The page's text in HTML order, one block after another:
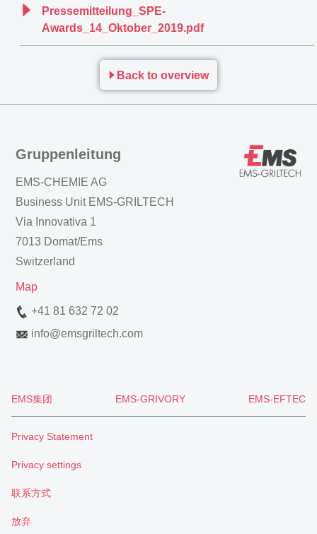
Pressemitteilung_SPE-
Awards_14_Oktober_2019.pdf
Back to overview
Gruppenleitung
EMS-CHEMIE AG
Business Unit EMS-GRILTECH
Via Innovativa 1
7013 Domat/Ems
Switzerland
Map
+41 81 632 72 02
info@emsgriltech.com
EMS集团 EMS-GRIVORY EMS-EFTEC
Privacy Statement
Privacy settings
联系方式
放弃